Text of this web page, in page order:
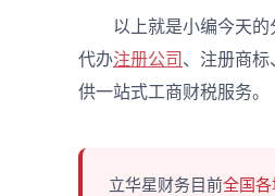
以上就是小编今天的
代办注册公司 、注册商
供一站式工商财税服务。
立华星财务目前全国